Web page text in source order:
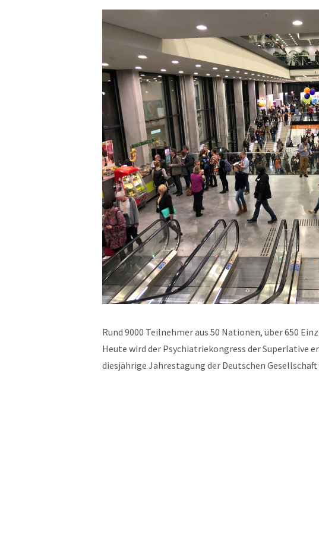
Rund 9000 Teilnehmer aus 50 Nationen, über 650
Heute wird der Psychiatriekongress der Superlative
diesjährige Jahrestagung der Deutschen